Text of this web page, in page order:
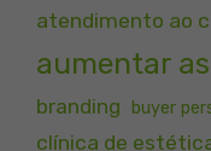
atendimento ao
aumentar
branding buyer
clínica de